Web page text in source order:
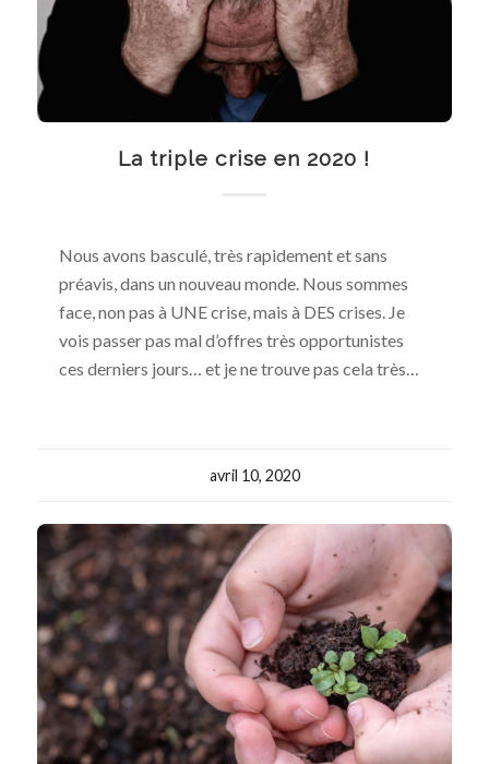
La triple crise en 2020 !
Nous avons basculé, très rapidement et sans
préavis, dans un nouveau monde. Nous sommes
face, non pas à UNE crise, mais à DES crises. Je
vois passer pas mal d’offres très opportunistes
ces derniers jours… et je ne trouve pas cela très…
avril 10, 2020